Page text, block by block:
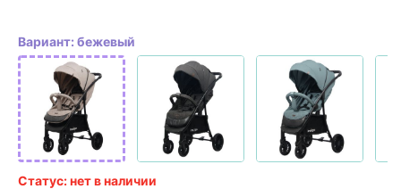
Вариант: бежевый
Статус: нет в наличии